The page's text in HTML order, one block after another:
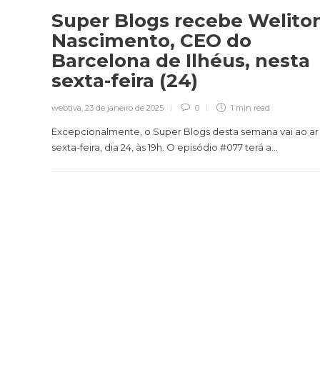
Super Blogs recebe
Nascimento, CEO do
Barcelona de Ilhéus, nesta
sexta-feira (24)
webtiva, 23 de janeiro de 2025 0 1 min read
Excepcionalmente, o Super Blogs desta semana vai ao ar
sexta-feira, dia 24, às 19h. O episódio #077 terá a...